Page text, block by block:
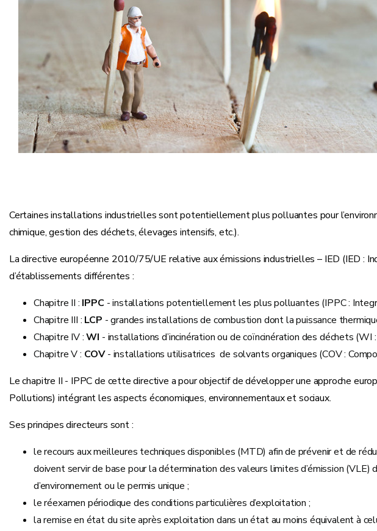
Certaines installations industrielles sont potentiellement plus polluantes pour
chimique, gestion des déchets, élevages intensifs, etc.).
La directive européenne 2010/75/UE relative aux émissions industrielles – IED (IED :
d’établissements différentes :
Chapitre II : IPPC - installations potentiellement les plus polluantes (IPPC :
Chapitre III : LCP - grandes installations de combustion dont la puissance
Chapitre IV :WI - installations d’incinération ou de coïncinération des déchets (WI
Chapitre V : COV- installations utilisatrices de solvants organiques (COV :
Le chapitre II - IPPC de cette directive a pour objectif de développer une approche
Pollutions) intégrant les aspects économiques, environnementaux et sociaux.
Ses principes directeurs sont :
le recours aux meilleures techniques disponibles (MTD) afin de prévenir et de
doivent servir de base pour la détermination des valeurs limites d’émission
d’environnement ou le permis unique ;
le réexamen périodique des conditions particulières d’exploitation ;
la remise en état du site après exploitation dans un état au moins équivalent à